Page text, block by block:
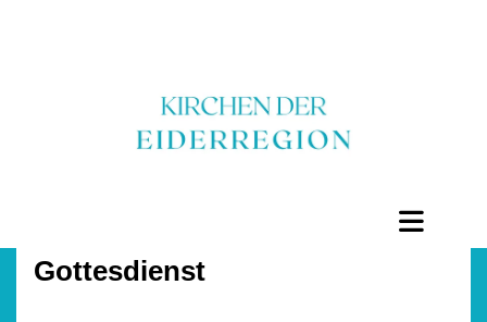
Gottesdienst